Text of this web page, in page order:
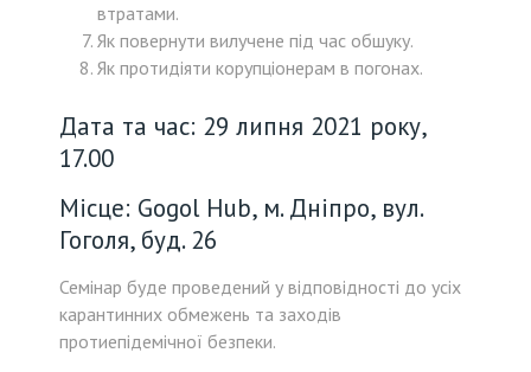
втратами.
Як повернути вилучене під час обшуку.
Як протидіяти корупціонерам в погонах.
Дата та час: 29 липня 2021 року,
17.00
Місце: Gogol Hub, м. Дніпро, вул.
Гоголя, буд. 26
Семінар буде проведений у відповідності до усіх
карантинних обмежень та заходів
протиепідемічної безпеки.